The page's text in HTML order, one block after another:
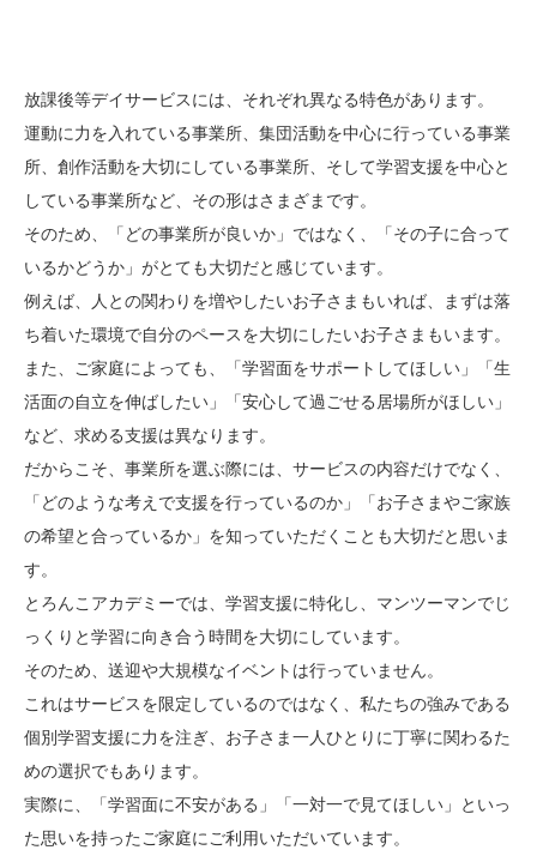
放課後等デイサービスには、それぞれ異なる特色があります。
運動に力を入れている事業所、集団活動を中心に行っている事業
所、創作活動を大切にしている事業所、そして学習支援を中心と
している事業所など、その形はさまざまです。
そのため、「どの事業所が良いか」ではなく、「その子に合って
いるかどうか」がとても大切だと感じています。
例えば、人との関わりを増やしたいお子さまもいれば、まずは落
ち着いた環境で自分のペースを大切にしたいお子さまもいます。
また、ご家庭によっても、「学習面をサポートしてほしい」「生
活面の自立を伸ばしたい」「安心して過ごせる居場所がほしい」
など、求める支援は異なります。
だからこそ、事業所を選ぶ際には、サービスの内容だけでなく、
「どのような考えで支援を行っているのか」「お子さまやご家族
の希望と合っているか」を知っていただくことも大切だと思いま
す。
とろんこアカデミーでは、学習支援に特化し、マンツーマンでじ
っくりと学習に向き合う時間を大切にしています。
そのため、送迎や大規模なイベントは行っていません。
これはサービスを限定しているのではなく、私たちの強みである
個別学習支援に力を注ぎ、お子さま一人ひとりに丁寧に関わるた
めの選択でもあります。
実際に、「学習面に不安がある」「一対一で見てほしい」といっ
た思いを持ったご家庭にご利用いただいています。